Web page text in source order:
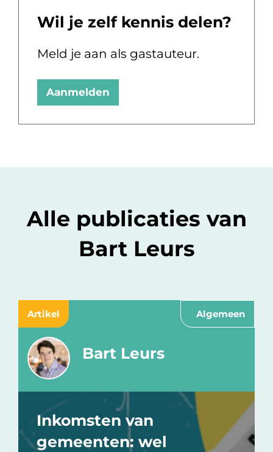
Wil je zelf kennis delen?
Meld je aan als gastauteur.
Aanmelden
Alle publicaties van
Bart Leurs
Artikel Algemeen
Bart Leurs
Inkomsten van
gemeenten: wel